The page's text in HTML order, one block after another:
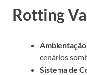
Rotting
cenários
Sistema de